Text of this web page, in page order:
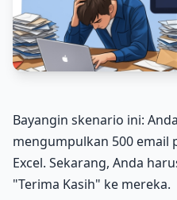
Bayangin skenario ini:
mengumpulkan 500 email
Excel. Sekarang, Anda
"Terima Kasih" ke mereka.